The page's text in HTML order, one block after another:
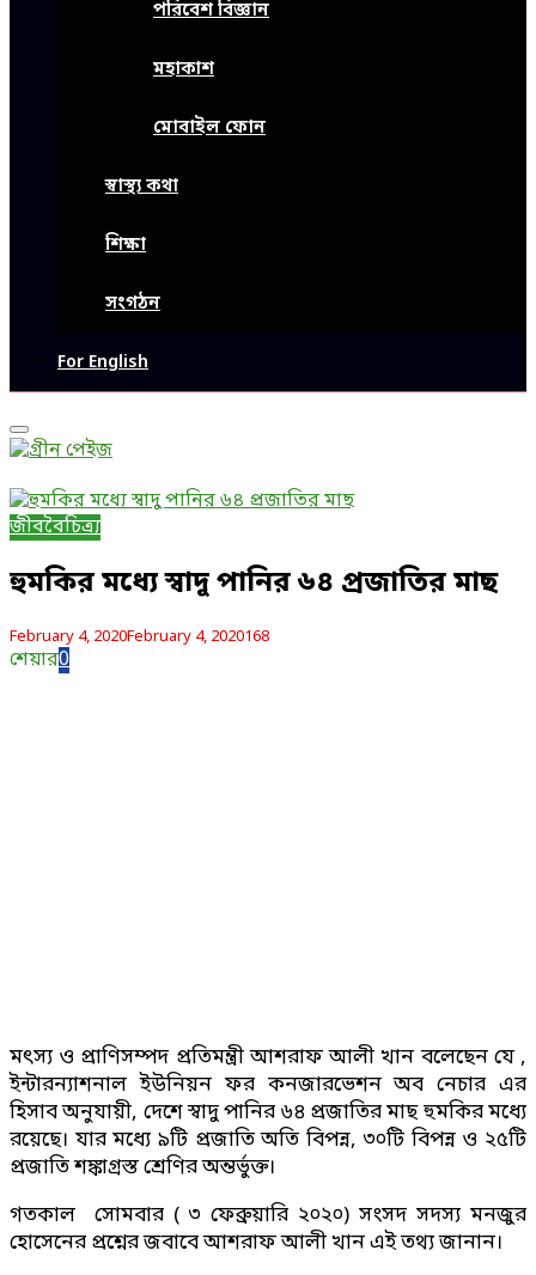
পরিবেশ বিজ্ঞান
মহাকাশ
মোবাইল ফোন
স্বাস্থ্য কথা
শিক্ষা
সংগঠন
For English
Primary
Menu
জীববৈচিত্র্য
হুমকির মধ্যে স্বাদু পানির ৬৪ প্রজাতির মাছ
February 4, 2020February 4, 2020168
শেয়ার0
মৎস্য ও প্রাণিসম্পদ প্রতিমন্ত্রী আশরাফ আলী খান বলেছেন যে ,
ইন্টারন্যাশনাল ইউনিয়ন ফর কনজারভেশন অব নেচার এর
হিসাব অনুযায়ী, দেশে স্বাদু পানির ৬৪ প্রজাতির মাছ হুমকির মধ্যে
রয়েছে। যার মধ্যে ৯টি প্রজাতি অতি বিপন্ন, ৩০টি বিপন্ন ও ২৫টি
প্রজাতি শঙ্কাগ্রস্ত শ্রেণির অন্তর্ভুক্ত।
গতকাল সোমবার ( ৩ ফেব্রুয়ারি ২০২০) সংসদ সদস্য মনজুর
হোসেনের প্রশ্নের জবাবে আশরাফ আলী খান এই তথ্য জানান।